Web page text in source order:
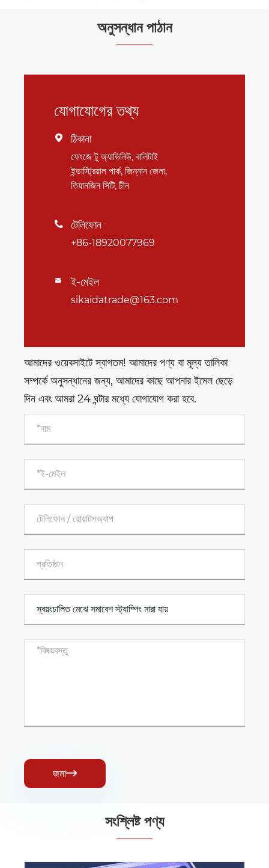
অনুসন্ধান পাঠান
যোগাযোগের তথ্য
 ঠিকানা
ফেংজে টু অ্যাভিনিউ, বালিটাই
ইন্ডাস্ট্রিয়াল পার্ক, জিন্নান জেলা,
তিয়ানজিন সিটি, চীন
 টেলিফোন
+86-18920077969
 ই-মেইল
sikaidatrade@163.com
আমাদের ওয়েবসাইটে স্বাগতম! আমাদের পণ্য বা মূল্য তালিকা
সম্পর্কে অনুসন্ধানের জন্য, আমাদের কাছে আপনার ইমেল ছেড়ে
দিন এবং আমরা 24 ঘন্টার মধ্যে যোগাযোগ করা হবে.
জমা
সংশ্লিষ্ট পণ্য